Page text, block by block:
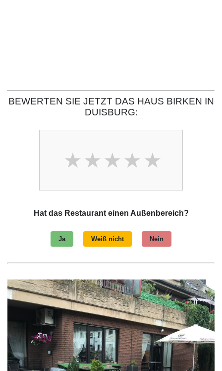
BEWERTEN SIE JETZT DAS HAUS BIRKEN IN
DUISBURG:
Hat das Restaurant einen Außenbereich?
Ja Weiß nicht Nein